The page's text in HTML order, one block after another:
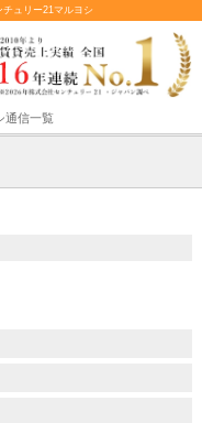
ュリー21マルヨシ
通信一覧